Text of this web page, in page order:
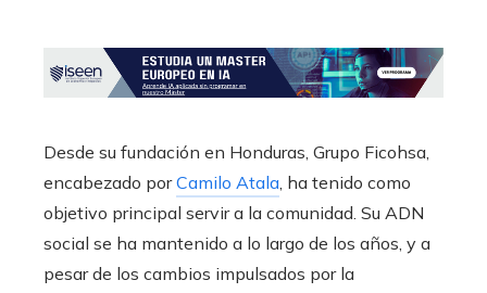
Desde su fundación en Honduras, Grupo Ficohsa,
encabezado porCamilo Atala , ha tenido como
objetivo principal servir a la comunidad. Su ADN
social se ha mantenido a lo largo de los años, y a
pesar de los cambios impulsados por la